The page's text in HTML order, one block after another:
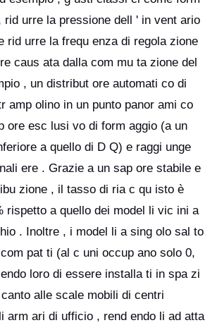
rid urre la pressione dell ' in vent ario
rid urre la frequ enza di regola zione
caus ata dalla com mu ta zione del
, un distribut ore automati co di
amp olino in un punto panor ami co
ore esc lusi vo di form aggio (a un
a quello di D Q) e raggi unge
ere . Grazie a un sap ore stabile e
zione , il tasso di ria c qu isto è
rispetto a quello dei model li vic ini a
. Inoltre , i model li a sing olo sal to
pat ti (al c uni occup ano solo 0,
loro di essere installa ti in spa zi
alle scale mobili di centri
arm ari di ufficio , rend endo li ad atta